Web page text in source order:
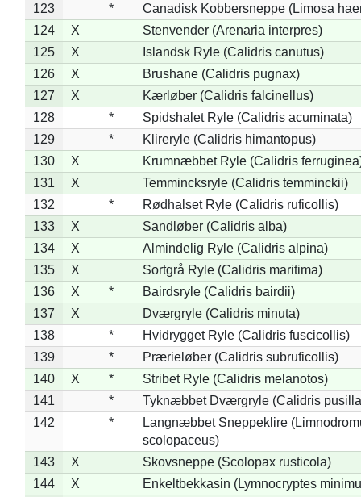
123
*
Canadisk Kobbersneppe (Limosa
124
X
Stenvender (Arenaria interpres)
125
X
Islandsk Ryle (Calidris canutus)
126
X
Brushane (Calidris pugnax)
127
X
Kærløber (Calidris falcinellus)
128
*
Spidshalet Ryle (Calidris acuminata)
129
*
Klireryle (Calidris himantopus)
130
X
Krumnæbbet Ryle (Calidris
131
X
Temmincksryle (Calidris temminckii)
132
*
Rødhalset Ryle (Calidris ruficollis)
133
X
Sandløber (Calidris alba)
134
X
Almindelig Ryle (Calidris alpina)
135
X
Sortgrå Ryle (Calidris maritima)
136
X *
Bairdsryle (Calidris bairdii)
137
X
Dværgryle (Calidris minuta)
138
*
Hvidrygget Ryle (Calidris fuscicollis)
139
*
Prærieløber (Calidris subruficollis)
140
X *
Stribet Ryle (Calidris melanotos)
141
*
Tyknæbbet Dværgryle (Calidris
142
*
Langnæbbet Sneppeklire
scolopaceus)
143
X
Skovsneppe (Scolopax rusticola)
144
X
Enkeltbekkasin (Lymnocryptes